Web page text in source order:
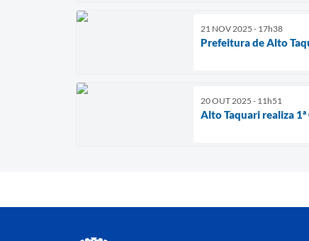
21 NOV 2025 - 17h38
Prefeitura de Alto
20 OUT 2025 - 11h51
Alto Taquari realiza